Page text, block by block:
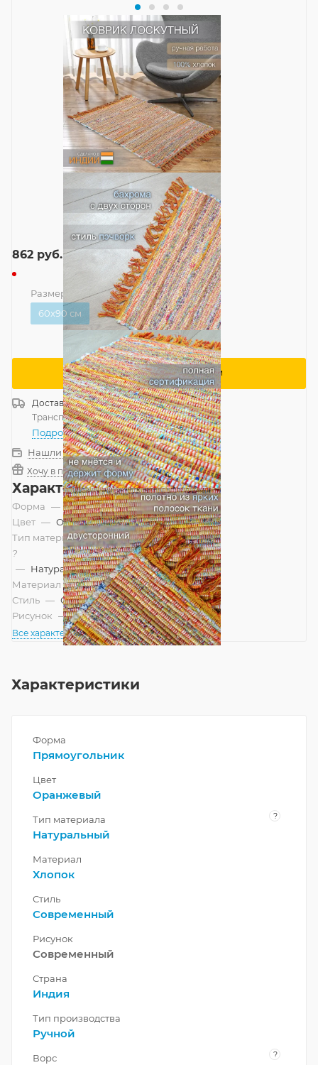
862 руб.
Размер
60x90 см
60x90 см
Сообщить о поступлении
ДоставкаРоссия
Транспортной компанией—бесплатно
Подробнее
Нашли дешевле?
Хочу в подарок
Характеристики
Форма — Прямоугольник
Цвет — Оранжевый
Тип материала
?
— Натуральный
Материал — Хлопок
Стиль — Современный
Рисунок — Современный
Все характеристики
Характеристики
Форма
Прямоугольник
Цвет
Оранжевый
Тип материала ?
Натуральный
Материал
Хлопок
Стиль
Современный
Рисунок
Современный
Страна
Индия
Тип производства
Ручной
Ворс ?